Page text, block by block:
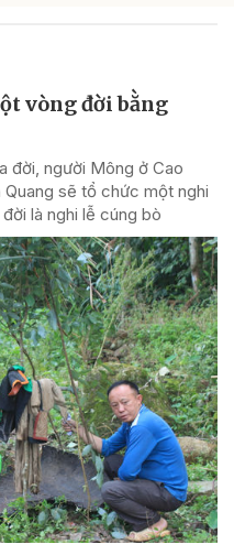
vòng đời bằng
đời, người Mông ở Cao
sẽ tổ chức một nghi
là nghi lễ cúng bò